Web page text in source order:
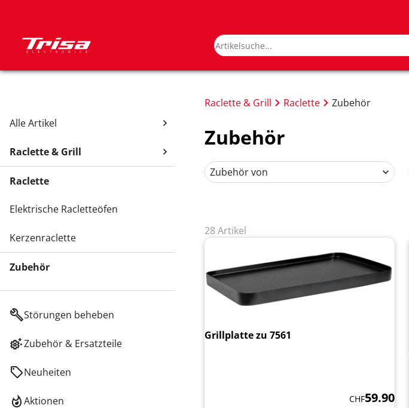
Alle Artikel
Raclette & Grill
Raclette
Elektrische Racletteöfen
Kerzenraclette
Zubehör
Störungen beheben
Zubehör & Ersatzteile
Neuheiten
Aktionen
Raclette & Grill Raclette Zubehör
Zubehör
Zubehör von
28 Artikel
Grillplatte zu 7561
CHF59.90